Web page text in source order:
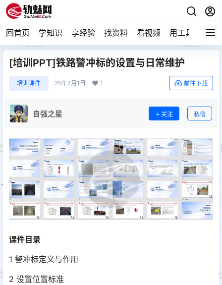
回首页 学知识 享经验 找资料 看视频 用工具 论技
[培训PPT]铁路警冲标的设置与日常维护
培训课件 25年7月1日 1 前往下载
自强之星 关注 私信
课件目录
1 警冲标定义与作用
2 设置位置标准